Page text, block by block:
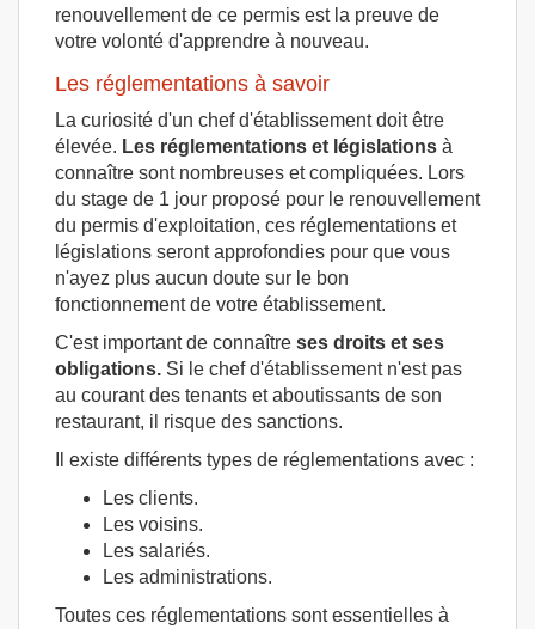
renouvellement de ce permis est la preuve de
votre volonté d'apprendre à nouveau.
Les réglementations à savoir
La curiosité d'un chef d'établissement doit être
élevée. Les réglementations et législations à
connaître sont nombreuses et compliquées. Lors
du stage de 1 jour proposé pour le renouvellement
du permis d'exploitation, ces réglementations et
législations seront approfondies pour que vous
n'ayez plus aucun doute sur le bon
fonctionnement de votre établissement.
C'est important de connaître ses droits et ses
obligations. Si le chef d'établissement n'est pas
au courant des tenants et aboutissants de son
restaurant, il risque des sanctions.
Il existe différents types de réglementations avec :
Les clients.
Les voisins.
Les salariés.
Les administrations.
Toutes ces réglementations sont essentielles à